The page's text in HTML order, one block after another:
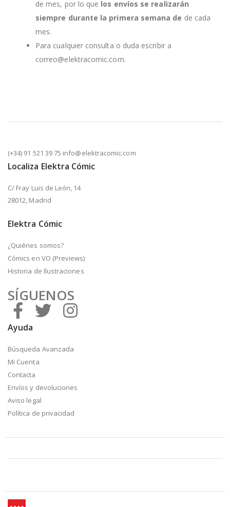
de mes, por lo que los envíos se realizarán
siempre durante la primera semana de de cada
mes.
Para cualquier consulta o duda escribir a
correo@elektracomic.com.
(+34) 91 521 39 75 info@elektracomic.com
Localiza Elektra Cómic
C/ Fray Luis de León, 14
28012, Madrid
Elektra Cómic
¿Quiénes somos?
Cómics en VO (Previews)
Historia de Ilustraciones
SÍGUENOS
Ayuda
Búsqueda Avanzada
Mi Cuenta
Contacta
Envíos y devoluciones
Aviso legal
Política de privacidad